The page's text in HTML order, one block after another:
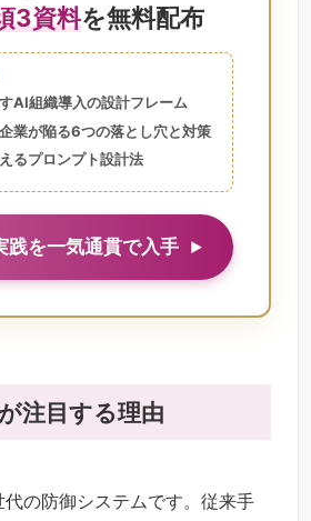
3資料を無料配布
AI組織導入の設計フレーム
企業が陥る6つの落とし穴と対策
るプロンプト設計法
践を一気通貫で入手
注目する理由
の防御システムです。従来手